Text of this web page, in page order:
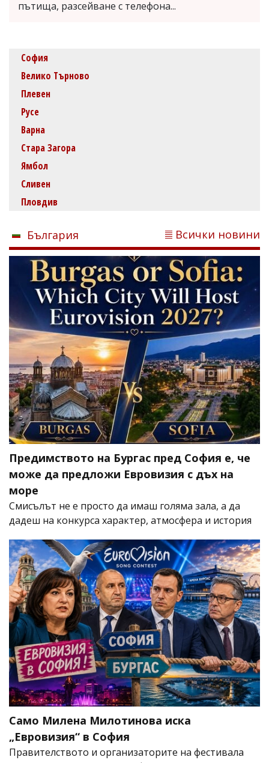
пътища, разсейване с телефона...
София
Велико Търново
Плевен
Русе
Варна
Стара Загора
Ямбол
Сливен
Пловдив
България Всички новини
Предимството на Бургас пред София е, че
може да предложи Евровизия с дъх на
море
Смисълът не е просто да имаш голяма зала, а да
дадеш на конкурса характер, атмосфера и история
Само Милена Милотинова иска
„Евровизия“ в София
Правителството и организаторите на фестивала